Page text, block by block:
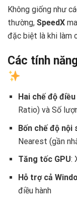
Không giống như
thường, SpeedX
đặc biệt là khi làm
Các tính
Hai chế độ
Ratio) và Số
Bốn chế độ nội
Nearest (gần
Tăng tốc GPU:
Hỗ trợ cả
điều hành